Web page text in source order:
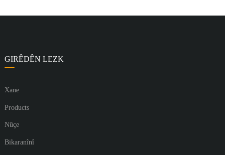
GIRÊDÊN LEZK
Xane
Products
Nûçe
Bikaranînî